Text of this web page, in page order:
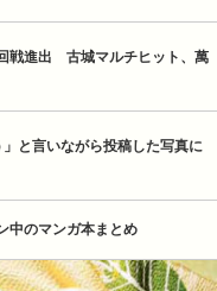
戦進出　古城マルチヒット、萬
と言いながら投稿した写真に
中のマンガ本まとめ